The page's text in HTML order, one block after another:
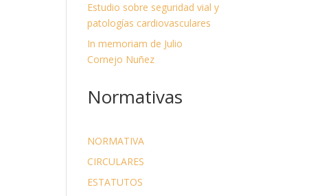
Estudio sobre seguridad vial y
patologías cardiovasculares
In memoriam de Julio
Cornejo Nuñez
Normativas
NORMATIVA
CIRCULARES
ESTATUTOS